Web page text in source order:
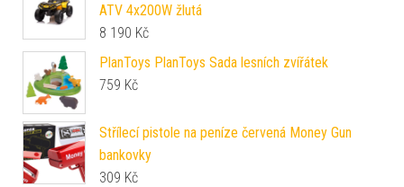
ATV 4x200W žlutá
8 190 Kč
PlanToys PlanToys Sada lesních zvířátek
759 Kč
Střílecí pistole na peníze červená Money Gun
bankovky
309 Kč